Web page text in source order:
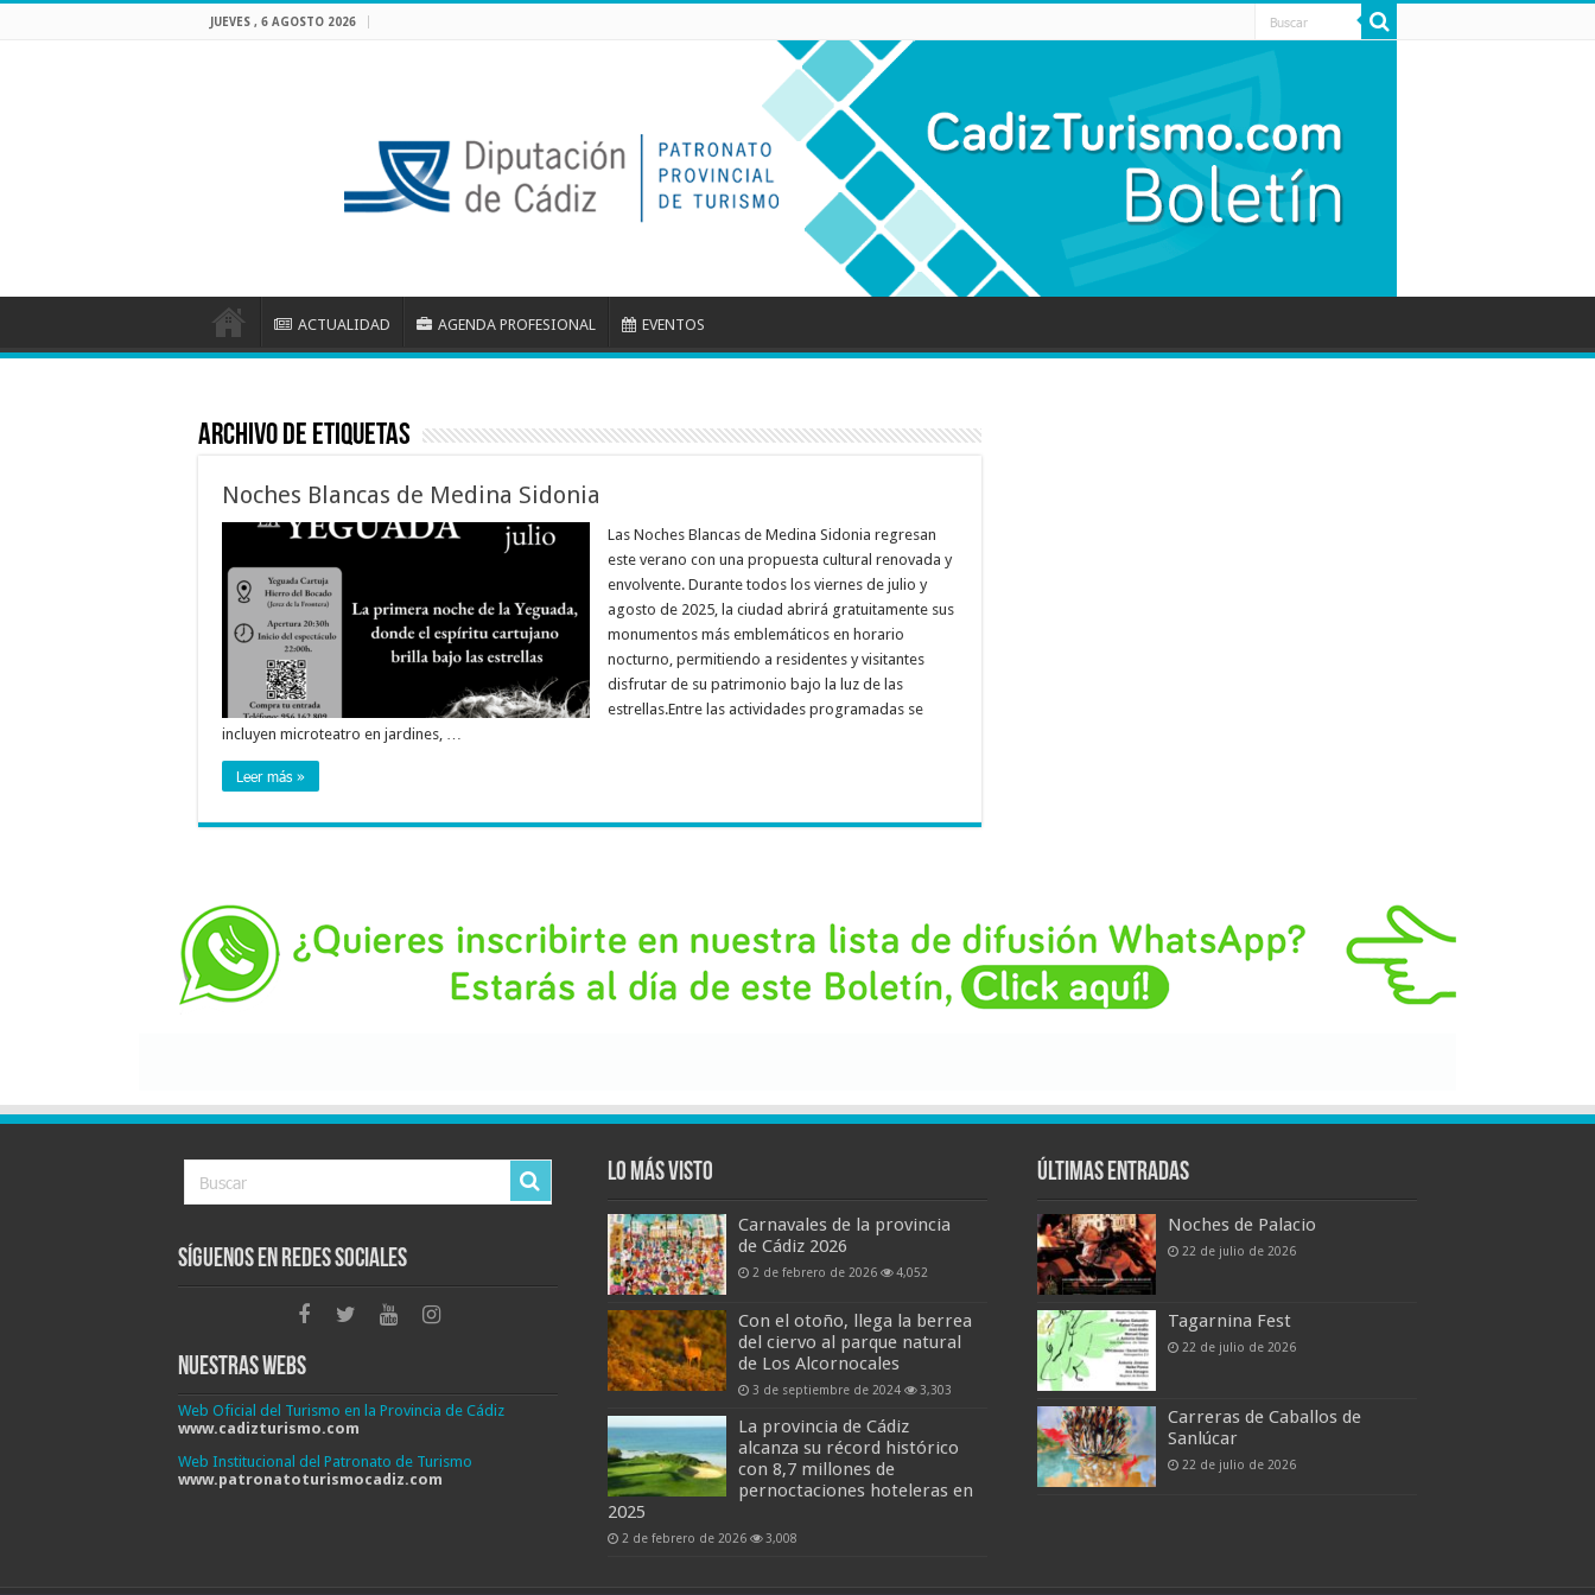
JUEVES , 6 AGOSTO 2026
ACTUALIDAD AGENDA PROFESIONAL EVENTOS
Archivo de etiquetas
Noches Blancas de Medina Sidonia
Las Noches Blancas de Medina Sidonia regresan
este verano con una propuesta cultural renovada y
envolvente. Durante todos los viernes de julio y
agosto de 2025, la ciudad abrirá gratuitamente sus
monumentos más emblemáticos en horario
nocturno, permitiendo a residentes y visitantes
disfrutar de su patrimonio bajo la luz de las
estrellas.Entre las actividades programadas se
incluyen microteatro en jardines, …
Leer más »
Síguenos en Redes Sociales
Nuestras Webs
Web Oficial del Turismo en la Provincia de Cádiz
www.cadizturismo.com
Web Institucional del Patronato de Turismo
www.patronatoturismocadiz.com
Lo más visto
Carnavales de la provincia
de Cádiz 2026
2 de febrero de 2026 4,052
Con el otoño, llega la berrea
del ciervo al parque natural
de Los Alcornocales
3 de septiembre de 2024 3,303
La provincia de Cádiz
alcanza su récord histórico
con 8,7 millones de
pernoctaciones hoteleras en
2025
2 de febrero de 2026 3,008
Últimas entradas
Noches de Palacio
22 de julio de 2026
Tagarnina Fest
22 de julio de 2026
Carreras de Caballos de
Sanlúcar
22 de julio de 2026